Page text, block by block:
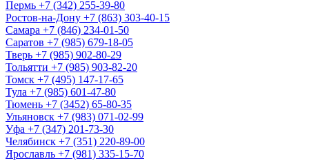
Пермь +7 (342) 255-39-80
Ростов-на-Дону +7 (863) 303-40-15
Самара +7 (846) 234-01-50
Саратов +7 (985) 679-18-05
Тверь +7 (985) 902-80-29
Тольятти +7 (985) 903-82-20
Томск +7 (495) 147-17-65
Тула +7 (985) 601-47-80
Тюмень +7 (3452) 65-80-35
Ульяновск +7 (983) 071-02-99
Уфа +7 (347) 201-73-30
Челябинск +7 (351) 220-89-00
Ярославль +7 (981) 335-15-70